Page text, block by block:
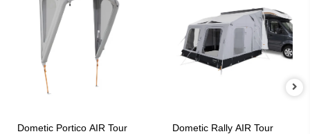
Dometic Portico AIR Tour
Dometic Rally AIR Tour